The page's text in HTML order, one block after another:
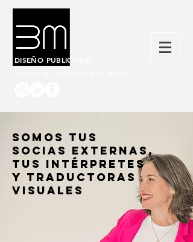
DISEÑO PUBLICIDAD
SOMOS tuS
sociaS externaS,
tus intérpretes
y traductoras
visuales